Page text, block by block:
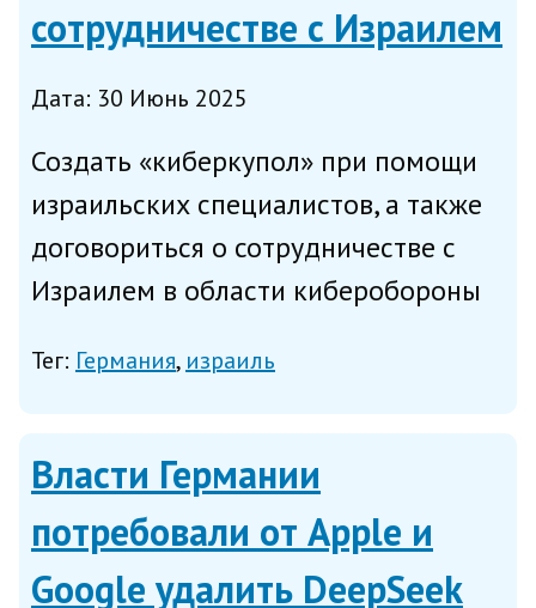
сотрудничестве с Израилем
Дата: 30 Июнь 2025
Создать «киберкупол» при помощи
израильских специалистов, а также
договориться о сотрудничестве с
Израилем в области киберобороны
воскресенье агентство Reuters со
Германии Александра Добриндта...
Тег: Германия израиль
Власти Германии
потребовали от Apple и
Google удалить DeepSeek